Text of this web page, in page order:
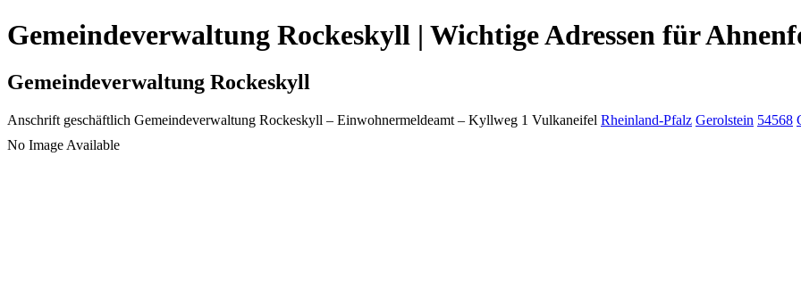
Gemeindeverwaltung Rockeskyll | Wichtige Adressen für
Gemeindeverwaltung Rockeskyll
Anschrift geschäftlich Gemeindeverwaltung Rockeskyll – Einwohnermeldeamt – Kyllweg 1 Vulkaneifel Rheinland-Pfalz Gerolstein 54568
No Image Available